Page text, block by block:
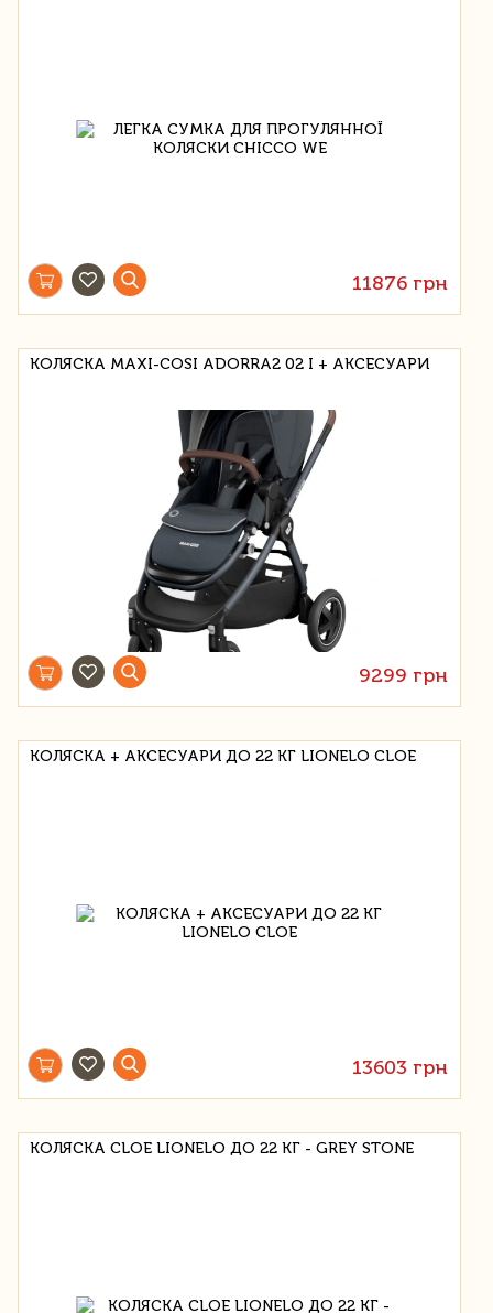
11876 грн
КОЛЯСКА MAXI-COSI ADORRA2 02 I + АКСЕСУАРИ
9299 грн
КОЛЯСКА + АКСЕСУАРИ ДО 22 КГ LIONELO CLOE
13603 грн
КОЛЯСКА CLOE LIONELO ДО 22 КГ - GREY STONE